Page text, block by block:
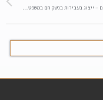
שימוש בנשק חם – ייצוג בעבירות בנשק חם במשפט הפלילי